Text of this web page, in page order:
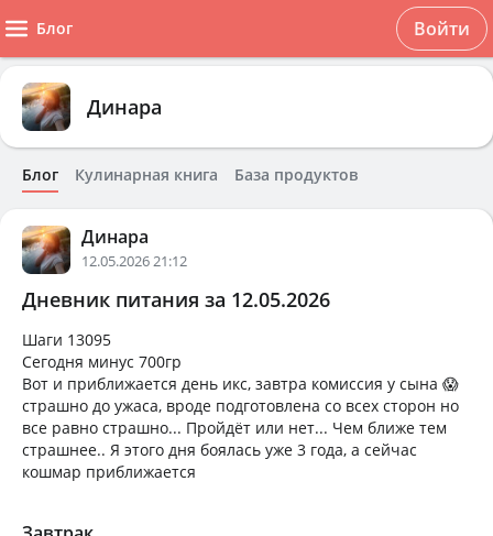
Блог Войти
Динара
Блог Кулинарная книга База продуктов
Динара
12.05.2026 21:12
Дневник питания за 12.05.2026
Шаги 13095
Сегодня минус 700гр
Вот и приближается день икс, завтра комиссия у сына 😱
страшно до ужаса, вроде подготовлена со всех сторон но
все равно страшно... Пройдёт или нет... Чем ближе тем
страшнее.. Я этого дня боялась уже 3 года, а сейчас
кошмар приближается